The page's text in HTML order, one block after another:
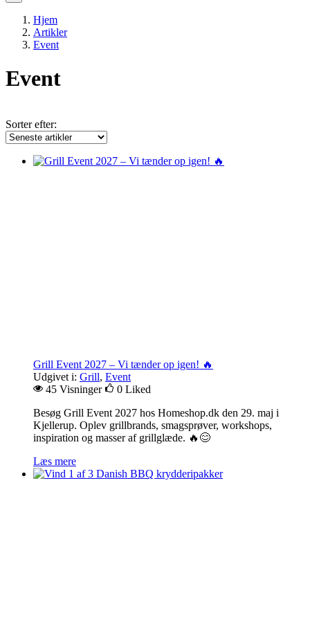
Hjem
Artikler
Event
Event
Sorter efter:
Grill Event 2027 – Vi tænder op igen! 🔥
Udgivet i: Grill, Event
45 Visninger
0 Liked
Besøg Grill Event 2027 hos Homeshop.dk den 29. maj i
Kjellerup. Oplev grillbrands, smagsprøver, workshops,
inspiration og masser af grillglæde. 🔥😊
Læs mere